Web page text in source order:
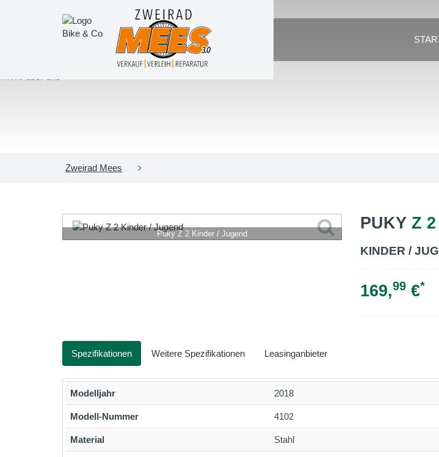
Zweirad Mees
Puky Z 2 Kinder / Jugend
PUKY Z 2
KINDER /
169,99€*
Spezifikationen Weitere Spezifikationen Leasinganbieter
Modelljahr 2018
Modell-Nummer 4102
Material Stahl